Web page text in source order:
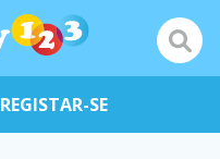
REGISTAR-SE